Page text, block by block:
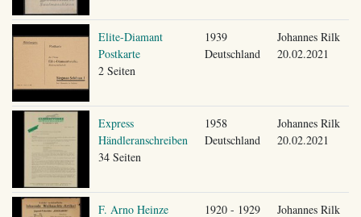
Elite-Diamant
Postkarte
2 Seiten
1939
Deutschland
Johannes Rilk
20.02.2021
Express
Händleranschreiben
34 Seiten
1958
Deutschland
Johannes Rilk
20.02.2021
F. Arno Heinze
1920 - 1929
Johannes Rilk